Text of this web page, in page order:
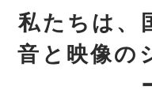
私たちは、
音と映像の